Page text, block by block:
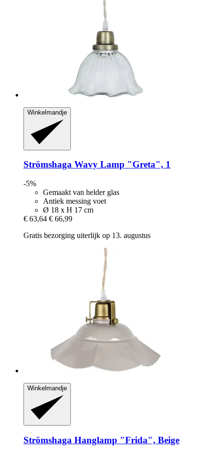
Winkelmandje
Strömshaga Wavy Lamp "Greta", 1
-5%
Gemaakt van helder glas
Antiek messing voet
Ø 18 x H 17 cm
€ 63,64 € 66,99
Gratis bezorging uiterlijk op 13. augustus
Winkelmandje
Strömshaga Hanglamp "Frida", Beige